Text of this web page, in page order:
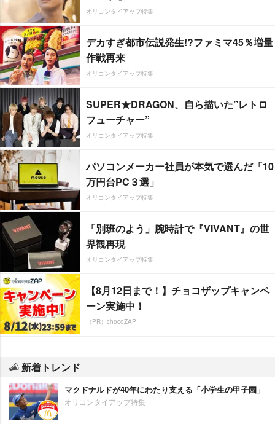
オリコンタイアップ特集
デカすぎ都市伝説発生!?ファミマ45％増量
作戦再来
オリコンタイアップ特集
SUPER★DRAGON、自ら描いた”レトロ
フューチャー”
オリコンタイアップ特集
パソコンメーカー社員が本気で選んだ「10
万円台PC３選」
オリコンタイアップ特集
「別班のよう」腕時計で『VIVANT』の世
界観再現
オリコンタイアップ特集
【8月12日まで！】チョコザップキャンペ
ーン実施中！
（PR）chocoZAP
新着トレンド
マクドナルドが40年にわたり支える「小学生の甲子園」
オリコンタイアップ特集